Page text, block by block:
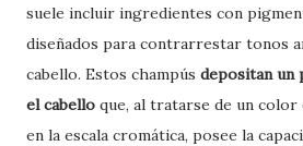
suele incluir ingredientes con
diseñados para contrarrestar tonos
cabello. Estos champús depositan un
el cabello que, al tratarse de un
en la escala cromática, posee la